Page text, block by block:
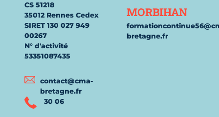
CS 51218
35012 Rennes Cedex
SIRET 130 027 949
00267
N° d'activité
53351087435
contact@cma-
bretagne.fr
30 06
MORBIHAN
bretagne.fr